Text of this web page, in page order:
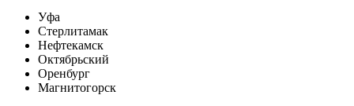
Уфа
Стерлитамак
Нефтекамск
Октябрьский
Оренбург
Магнитогорск